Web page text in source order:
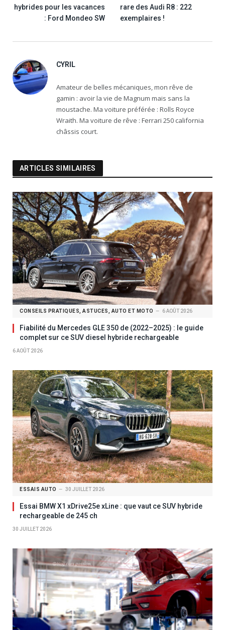
hybrides pour les vacances
: Ford Mondeo SW
rare des Audi R8 : 222
exemplaires !
CYRIL
Amateur de belles mécaniques, mon rêve de
gamin : avoir la vie de Magnum mais sans la
moustache. Ma voiture préférée : Rolls Royce
Wraith. Ma voiture de rêve : Ferrari 250 california
châssis court.
ARTICLES SIMILAIRES
CONSEILS PRATIQUES, ASTUCES, AUTO ET MOTO 6 AOÛT 2026
Fiabilité du Mercedes GLE 350 de (2022–2025) : le guide
complet sur ce SUV diesel hybride rechargeable
6 AOÛT 2026
ESSAIS AUTO 30 JUILLET 2026
Essai BMW X1 xDrive25e xLine : que vaut ce SUV hybride
rechargeable de 245 ch
30 JUILLET 2026